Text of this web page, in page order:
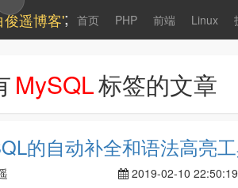
俊遥博客'; 首页 PHP 前端 Linux
MySQL标签的文章
的自动补全和语法高亮
2019-02-10 22:50:19